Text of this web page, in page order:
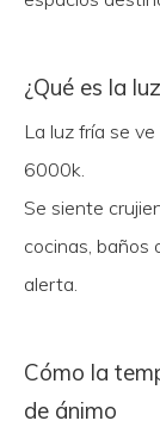
¿Qué es la
La luz fría se
6000k.
Se siente
cocinas, baños
alerta.
Cómo la
de ánimo